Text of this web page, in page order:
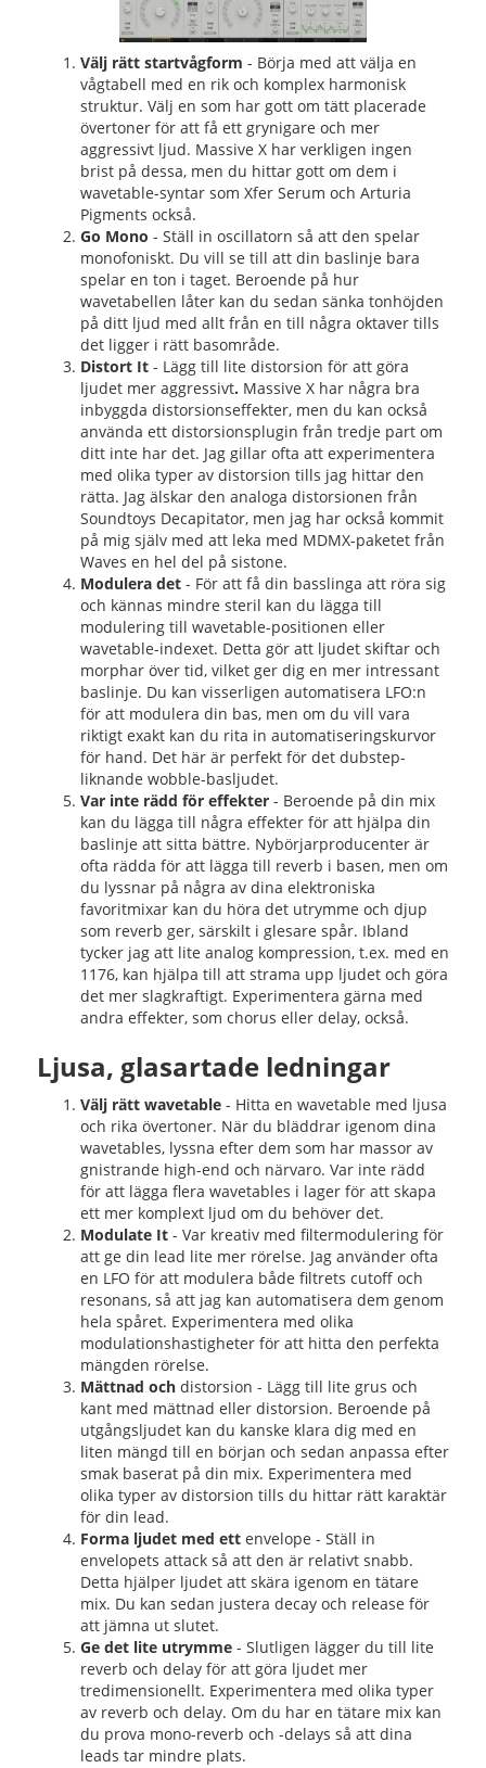
Välj rätt startvågform - Börja med att välja en
vågtabell med en rik och komplex harmonisk
struktur. Välj en som har gott om tätt placerade
övertoner för att få ett grynigare och mer
aggressivt ljud. Massive X har verkligen ingen
brist på dessa, men du hittar gott om dem i
wavetable-syntar som Xfer Serum och Arturia
Pigments också.
Go Mono - Ställ in oscillatorn så att den spelar
monofoniskt. Du vill se till att din baslinje bara
spelar en ton i taget. Beroende på hur
wavetabellen låter kan du sedan sänka tonhöjden
på ditt ljud med allt från en till några oktaver tills
det ligger i rätt basområde.
Distort It- Lägg till lite distorsion för att göra
ljudet mer aggressivt. Massive X har några bra
inbyggda distorsionseffekter, men du kan också
använda ett distorsionsplugin från tredje part om
ditt inte har det. Jag gillar ofta att experimentera
med olika typer av distorsion tills jag hittar den
rätta. Jag älskar den analoga distorsionen från
Soundtoys Decapitator, men jag har också kommit
på mig själv med att leka med MDMX-paketet från
Waves en hel del på sistone.
Modulera det- För att få din basslinga att röra sig
och kännas mindre steril kan du lägga till
modulering till wavetable-positionen eller
wavetable-indexet. Detta gör att ljudet skiftar och
morphar över tid, vilket ger dig en mer intressant
baslinje. Du kan visserligen automatisera LFO:n
för att modulera din bas, men om du vill vara
riktigt exakt kan du rita in automatiseringskurvor
för hand. Det här är perfekt för det dubstep-
liknande wobble-basljudet.
Var inte rädd för effekter- Beroende på din mix
kan du lägga till några effekter för att hjälpa din
baslinje att sitta bättre. Nybörjarproducenter är
ofta rädda för att lägga till reverb i basen, men om
du lyssnar på några av dina elektroniska
favoritmixar kan du höra det utrymme och djup
som reverb ger, särskilt i glesare spår. Ibland
tycker jag att lite analog kompression, t.ex. med en
1176, kan hjälpa till att strama upp ljudet och göra
det mer slagkraftigt. Experimentera gärna med
andra effekter, som chorus eller delay, också.
Ljusa, glasartade ledningar
Välj rätt wavetable- Hitta en wavetable med ljusa
och rika övertoner. När du bläddrar igenom dina
wavetables, lyssna efter dem som har massor av
gnistrande high-end och närvaro. Var inte rädd
för att lägga flera wavetables i lager för att skapa
ett mer komplext ljud om du behöver det.
Modulate It- Var kreativ med filtermodulering för
att ge din lead lite mer rörelse. Jag använder ofta
en LFO för att modulera både filtrets cutoff och
resonans, så att jag kan automatisera dem genom
hela spåret. Experimentera med olika
modulationshastigheter för att hitta den perfekta
mängden rörelse.
Mättnad ochdistorsion - Lägg till lite grus och
kant med mättnad eller distorsion. Beroende på
utgångsljudet kan du kanske klara dig med en
liten mängd till en början och sedan anpassa efter
smak baserat på din mix. Experimentera med
olika typer av distorsion tills du hittar rätt karaktär
för din lead.
Forma ljudet med ettenvelope - Ställ in
envelopets attack så att den är relativt snabb.
Detta hjälper ljudet att skära igenom en tätare
mix. Du kan sedan justera decay och release för
att jämna ut slutet.
Ge det lite utrymme- Slutligen lägger du till lite
reverb och delay för att göra ljudet mer
tredimensionellt. Experimentera med olika typer
av reverb och delay. Om du har en tätare mix kan
du prova mono-reverb och -delays så att dina
leads tar mindre plats.